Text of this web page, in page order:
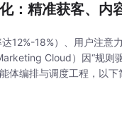
精准获客、内
12%-18%）、用户注意
Cloud）因“规则
体编排与调度工程，以下